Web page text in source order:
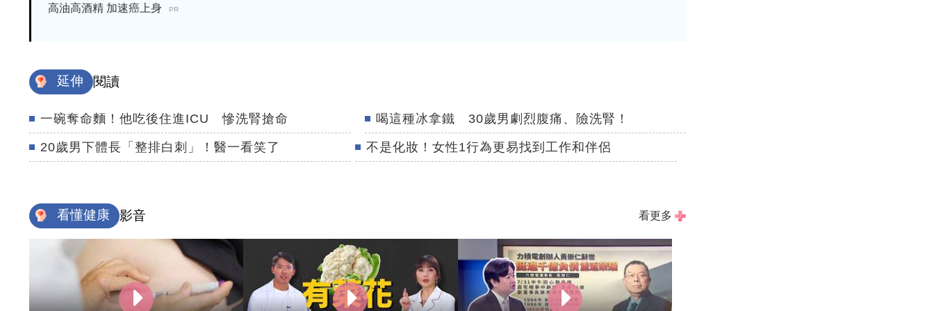
高油高酒精 加速癌上身 PR
延伸 閱讀
一碗奪命麵！他吃後住進ICU 慘洗腎搶命 喝這種冰拿鐵 30歲男劇烈腹痛、險洗腎！
20歲男下體長「整排白刺」！醫一看笑了 不是化妝！女性1行為更易找到工作和伴侶
看懂健康 影音 看更多